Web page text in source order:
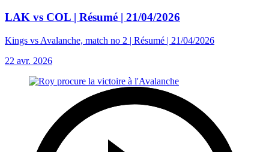
LAK vs COL | Résumé | 21/04/2026
Kings vs Avalanche, match no 2 | Résumé | 21/04/2026
22 avr. 2026